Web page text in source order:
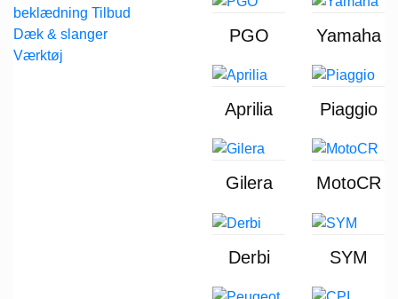
beklædning
Dæk & slanger
Værktøj
PGO Yamaha
Aprilia Piaggio
Gilera MotoCR
Derbi SYM